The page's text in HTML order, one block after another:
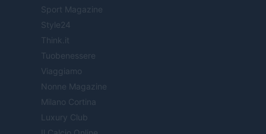
Sport Magazine
Style24
Think.it
Tuobenessere
Viaggiamo
Nonne Magazine
Milano Cortina
Luxury Club